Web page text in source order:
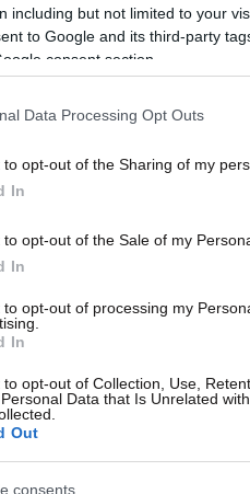
including but not limited to your
to Google and its third-party
consent section.
Data Processing Opt Outs
to opt-out of the Sharing of my
In
to opt-out of the Sale of my
In
to opt-out of processing my
In
to opt-out of Collection, Use,
Data that Is Unrelated
Out
consents